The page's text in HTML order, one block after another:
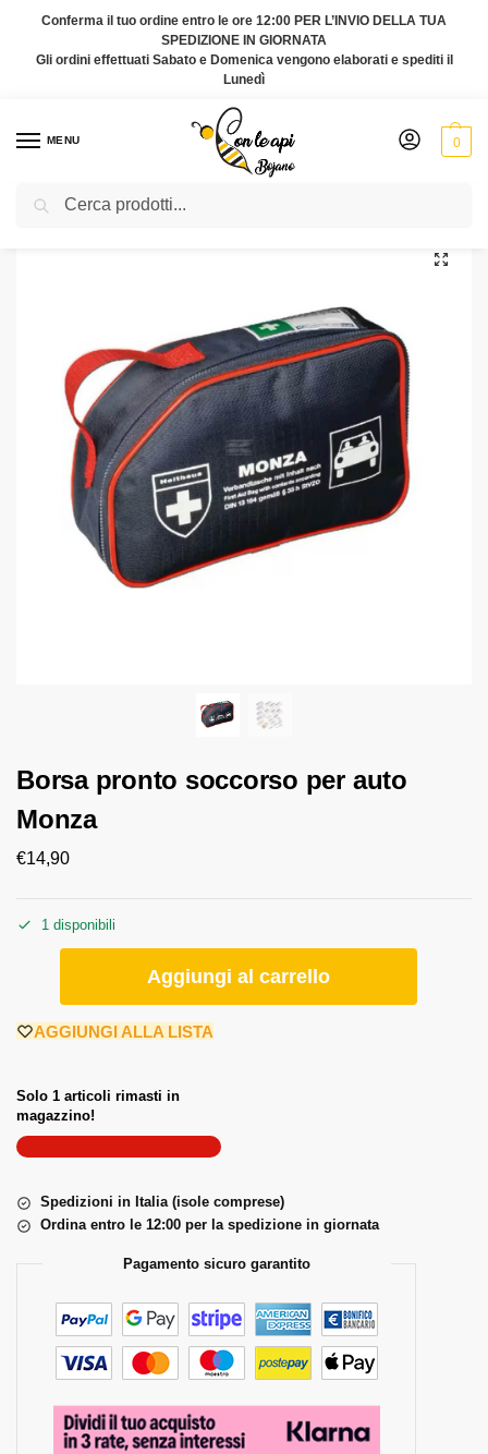
Conferma il tuo ordine entro le ore 12:00 PER L’INVIO DELLA TUA
SPEDIZIONE IN GIORNATA
Gli ordini effettuati Sabato e Domenica vengono elaborati e spediti il
Lunedì
MENU 0
Home Agricoltura e Giardinaggio
Borsa pronto soccorso per auto
Monza
€14,90
1 disponibili
Aggiungi al carrello
AGGIUNGI ALLA LISTA
Solo 1 articoli rimasti in
magazzino!
Spedizioni in Italia (isole comprese)
Ordina entro le 12:00 per la spedizione in giornata
Pagamento sicuro garantito